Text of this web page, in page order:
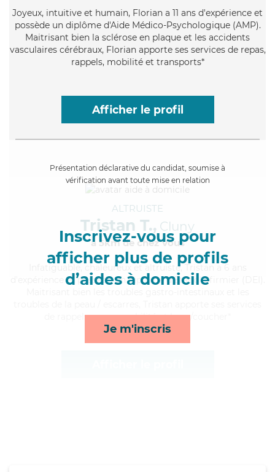
Joyeux, intuitive et humain, Florian a 11 ans d'expérience et
possède un diplôme d'Aide Médico-Psychologique (AMP).
Maitrisant bien la sclérose en plaque et les accidents
vasculaires cérébraux, Florian apporte ses services de repas,
rappels, mobilité et transports*
Afficher le profil
Présentation déclarative du candidat, soumise à
vérification avant toute mise en relation
Inscrivez-vous pour
afficher plus de profils
d’aides à domicile
Je m'inscris
ALTRUISTE
Tristan T., Cluny
à 5km de chez Vous
, chaleureux et altruiste, Tristan a 6 ans
d'expérience et possède un diplôme d'Etat d'infirmier (DEI).
de rappels, repas, mobilité et lever/coucher*